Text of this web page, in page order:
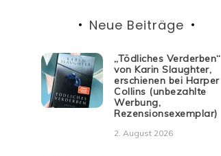
Neue Beiträge
„Tödliches Verderben“
von Karin Slaughter,
erschienen bei Harper
Collins (unbezahlte
Werbung,
Rezensionsexemplar)
2. August 2026